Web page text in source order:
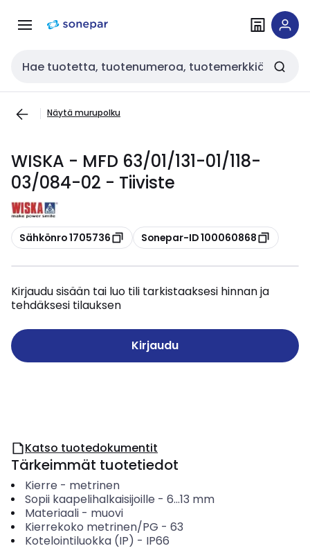
navigointiinsisältöön
Haku
Näytä murupolku
WISKA - MFD 63/01/131-01/118-
03/084-02 - Tiiviste
Kopioi
Sähkönro 1705736 Kopioi
Sonepar-ID 100060868
Kirjaudu sisään tai luo tili tarkistaaksesi hinnan ja
tehdäksesi tilauksen
Kirjaudu
Katso tuotedokumentit
Tärkeimmät tuotetiedot
Kierre - metrinen
Sopii kaapelihalkaisijoille - 6...13 mm
Materiaali- muovi
Kierrekoko metrinen/PG - 63
Kotelointiluokka (IP) - IP66